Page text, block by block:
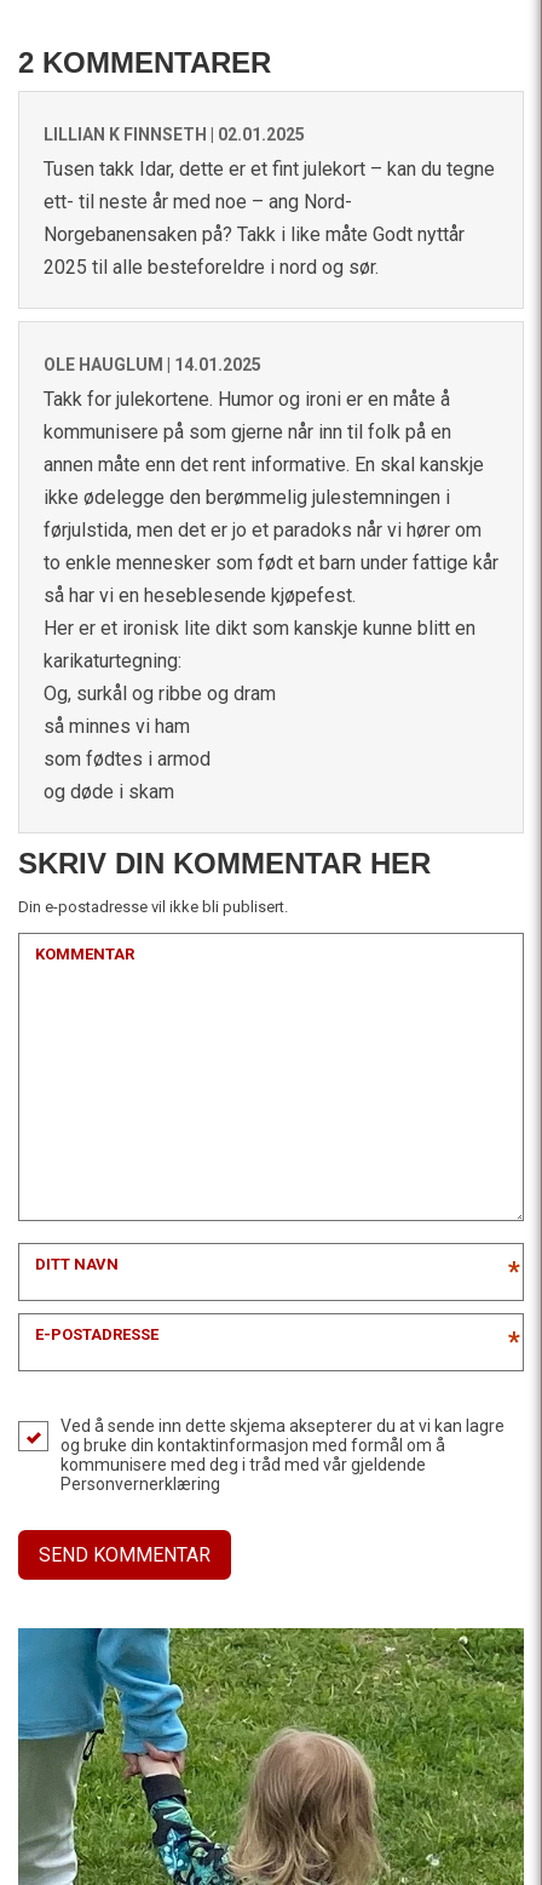
2 KOMMENTARER
LILLIAN K FINNSETH | 02.01.2025
Tusen takk Idar, dette er et fint julekort – kan du tegne
ett- til neste år med noe – ang Nord-
Norgebanensaken på? Takk i like måte Godt nyttår
2025 til alle besteforeldre i nord og sør.
OLE HAUGLUM | 14.01.2025
Takk for julekortene. Humor og ironi er en måte å
kommunisere på som gjerne når inn til folk på en
annen måte enn det rent informative. En skal kanskje
ikke ødelegge den berømmelig julestemningen i
førjulstida, men det er jo et paradoks når vi hører om
to enkle mennesker som født et barn under fattige kår
så har vi en heseblesende kjøpefest.
Her er et ironisk lite dikt som kanskje kunne blitt en
karikaturtegning:
Og, surkål og ribbe og dram
så minnes vi ham
som fødtes i armod
og døde i skam
SKRIV DIN KOMMENTAR HER
Din e-postadresse vil ikke bli publisert.
KOMMENTAR
DITT NAVN *
E-POSTADRESSE *
Ved å sende inn dette skjema aksepterer du at vi kan lagre
og bruke din kontaktinformasjon med formål om å
kommunisere med deg i tråd med vår gjeldende
Personvernerklæring